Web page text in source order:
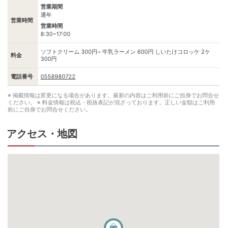
営業時間
営業期間
通年
営業時間
8:30~17:00
料金
ソフトクリーム 300円~ 牛乳ラーメン 600円 しいたけコロッケ 2ケ
300円
電話番号 0558980722
※ 掲載情報は変更になる場合があります。最新の内容はご利用前にご自身でお問合せ
ください。
※ 料金情報は税込・税抜表記が混ざっております。正しい金額はご利用
前にご自身でお問合せください。
アクセス・地図